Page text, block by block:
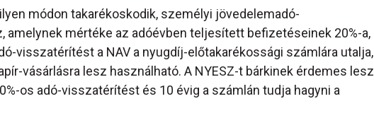
módon takarékoskodik, személyi jövedelemadó-
mértéke az adóévben teljesített befizetéseinek 20%-a,
visszatérítést a NAV a nyugdíj-előtakarékossági számlára utalja,
vásárlásra lesz használható. A NYESZ-t bárkinek érdemes lesz
os adó-visszatérítést és 10 évig a számlán tudja hagyni a